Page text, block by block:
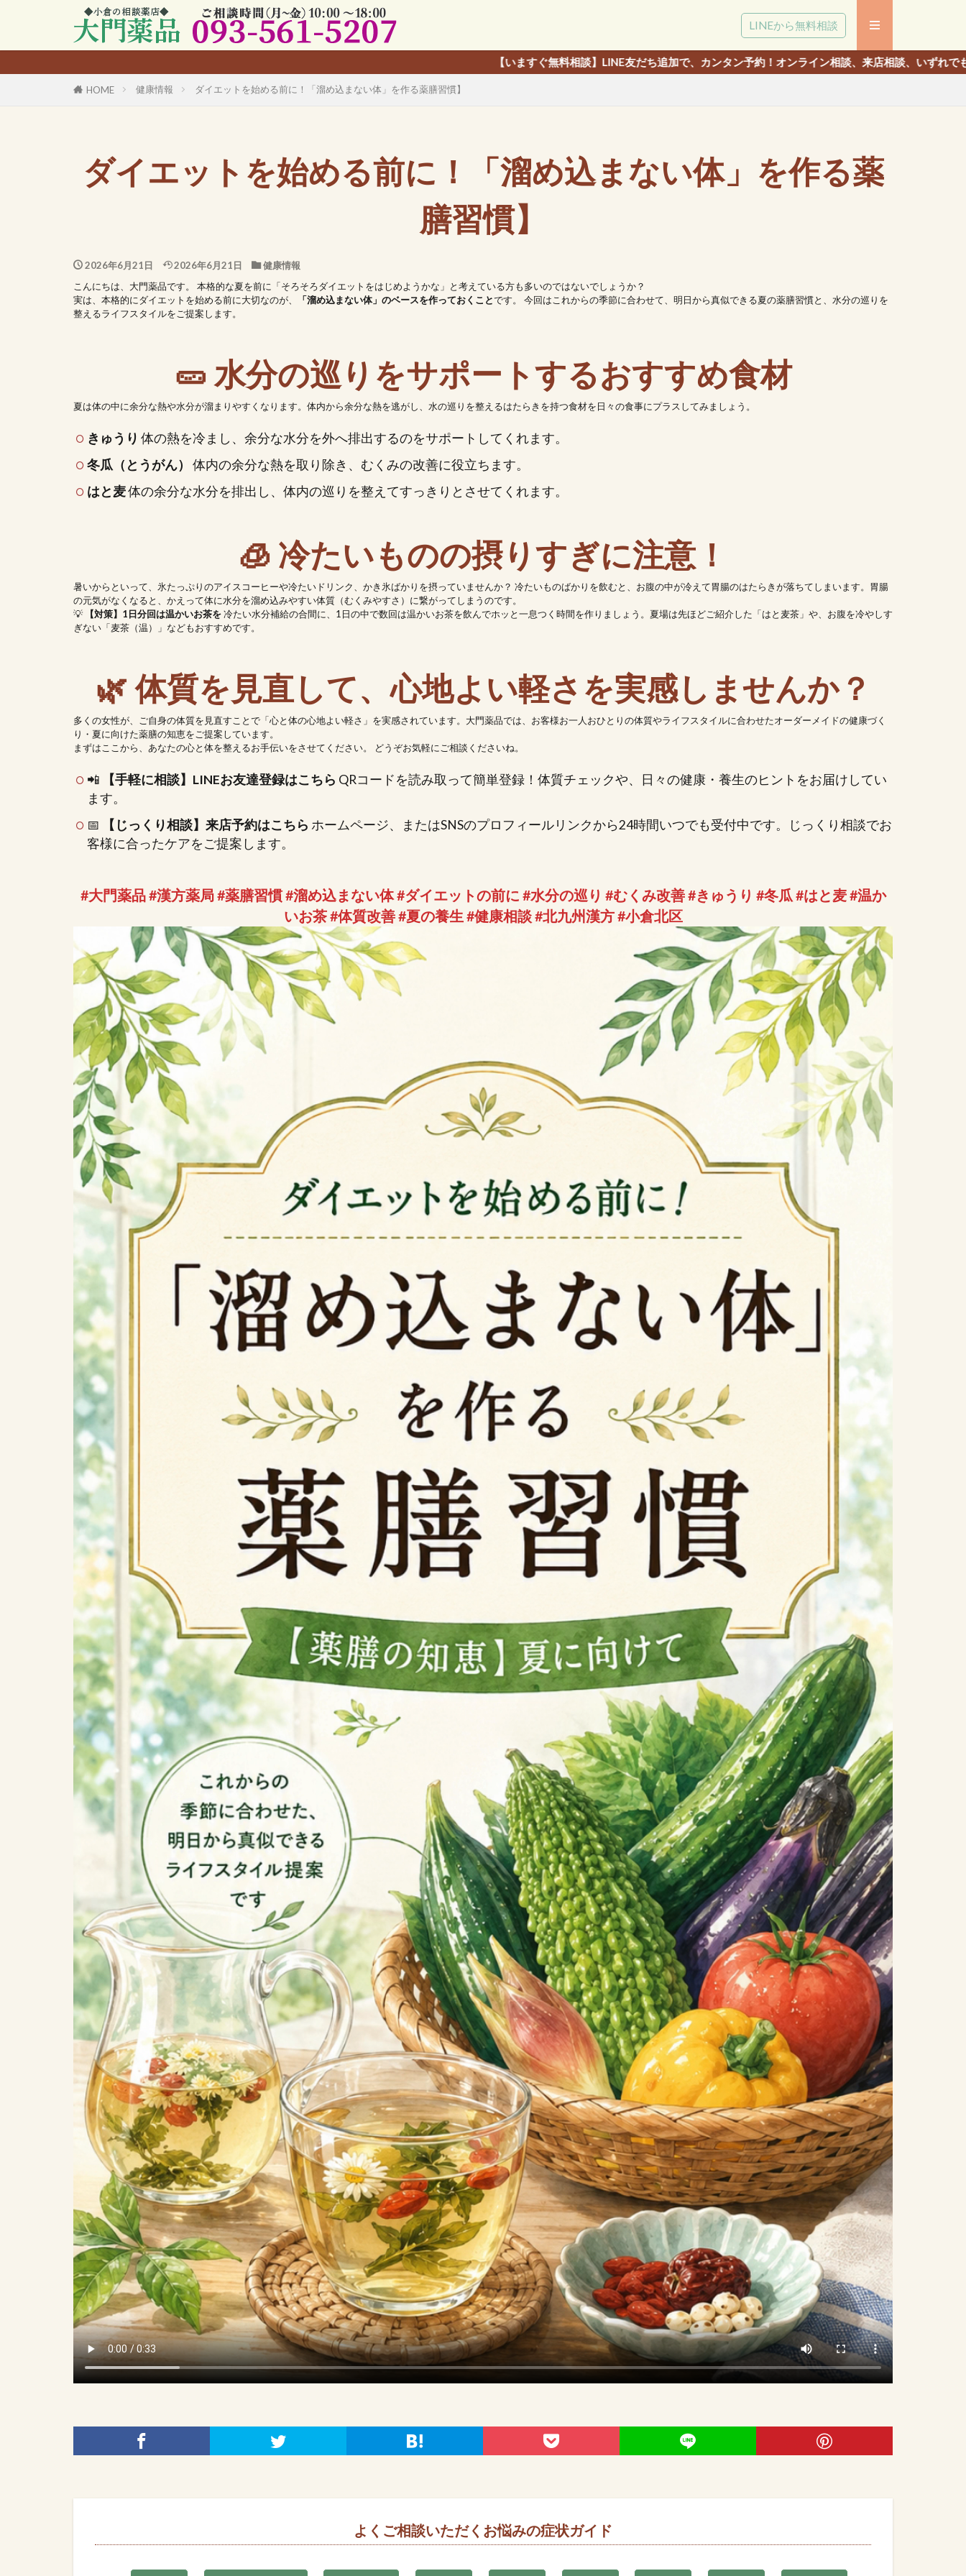
LINEから無料相談
【いますぐ無料相談】LINE友だち追加で、カンタン予約！オンライン相談、来店相談、いずれでも相談いただけます。
HOME 健康情報 ダイエットを始める前に！「溜め込まない体」を作る薬膳習慣】
ダイエットを始める前に！「溜め込まない体」を作る薬
膳習慣】
2026年6月21日 2026年6月21日
健康情報
こんにちは、大門薬品です。 本格的な夏を前に「そろそろダイエットをはじめようかな」と考えている方も多いのではないでしょうか？
実は、本格的にダイエットを始める前に大切なのが、
「溜め込まない体」のベースを作っておくことです。 今回はこれからの季節に合わせて、明日から真似できる夏の薬膳習慣と、水分の巡りを
整えるライフスタイルをご提案します。
🥒 水分の巡りをサポートするおすすめ食材
夏は体の中に余分な熱や水分が溜まりやすくなります。体内から余分な熱を逃がし、水の巡りを整えるはたらきを持つ食材を日々の食事にプラスしてみましょう。
きゅうり 体の熱を冷まし、余分な水分を外へ排出するのをサポートしてくれます。
冬瓜（とうがん）
体内の余分な熱を取り除き、むくみの改善に役立ちます。
はと麦体の余分な水分を排出し、体内の巡りを整えてすっきりとさせてくれます。
🧊 冷たいものの摂りすぎに注意！
暑いからといって、氷たっぷりのアイスコーヒーや冷たいドリンク、かき氷ばかりを摂っていませんか？ 冷たいものばかりを飲むと、お腹の中が冷えて胃腸のはたらきが落ちてしまいます。胃腸
の元気がなくなると、かえって体に水分を溜め込みやすい体質（むくみやすさ）に繋がってしまうのです。
💡
【対策】1日分回は温かいお茶を冷たい水分補給の合間に、1日の中で数回は温かいお茶を飲んでホッと一息つく時間を作りましょう。夏場は先ほどご紹介した「はと麦茶」や、お腹を冷やしす
ぎない「麦茶（温）」などもおすすめです。
🌿 体質を見直して、心地よい軽さを実感しませんか？
多くの女性が、ご自身の体質を見直すことで「心と体の心地よい軽さ」を実感されています。大門薬品では、お客様お一人おひとりの体質やライフスタイルに合わせたオーダーメイドの健康づく
り・夏に向けた薬膳の知恵をご提案しています。
まずはここから、あなたの心と体を整えるお手伝いをさせてください。 どうぞお気軽にご相談くださいね。
📲 【手軽に相談】LINEお友達登録はこちら QRコードを読み取って簡単登録！体質チェックや、日々の健康・養生のヒントをお届けしてい
ます。
📅
【じっくり相談】来店予約はこちら ホームページ、またはSNSのプロフィールリンクから24時間いつでも受付中です。じっくり相談でお
客様に合ったケアをご提案します。
#大門薬品 #漢方薬局 #薬膳習慣 #溜め込まない体 #ダイエットの前に #水分の巡り #むくみ改善 #きゅうり #冬瓜 #はと麦 #温か
いお茶 #体質改善 #夏の養生 #健康相談 #北九州漢方 #小倉北区
よくご相談いただくお悩みの症状ガイド